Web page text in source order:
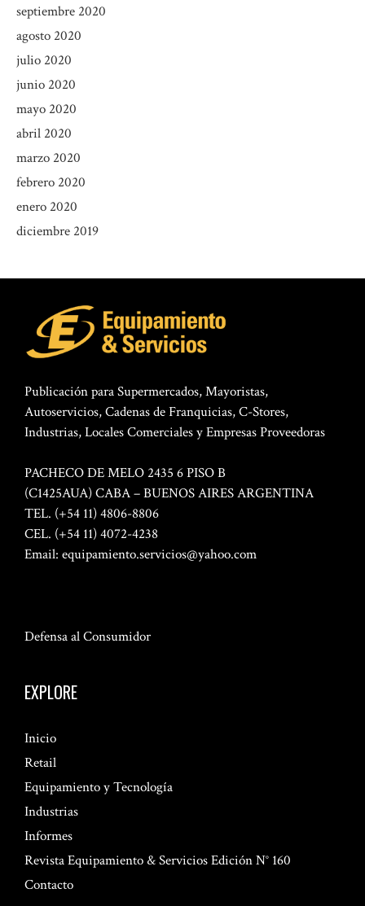
septiembre 2020
agosto 2020
julio 2020
junio 2020
mayo 2020
abril 2020
marzo 2020
febrero 2020
enero 2020
diciembre 2019
Publicación para Supermercados, Mayoristas,
Autoservicios, Cadenas de Franquicias, C-Stores,
Industrias, Locales Comerciales y Empresas Proveedoras
PACHECO DE MELO 2435 6 PISO B
(C1425AUA) CABA – BUENOS AIRES ARGENTINA
TEL. (+54 11) 4806-8806
CEL. (+54 11) 4072-4238
Email: equipamiento.servicios@yahoo.com
Defensa al Consumidor
EXPLORE
Inicio
Retail
Equipamiento y Tecnología
Industrias
Informes
Revista Equipamiento & Servicios Edición N° 160
Contacto